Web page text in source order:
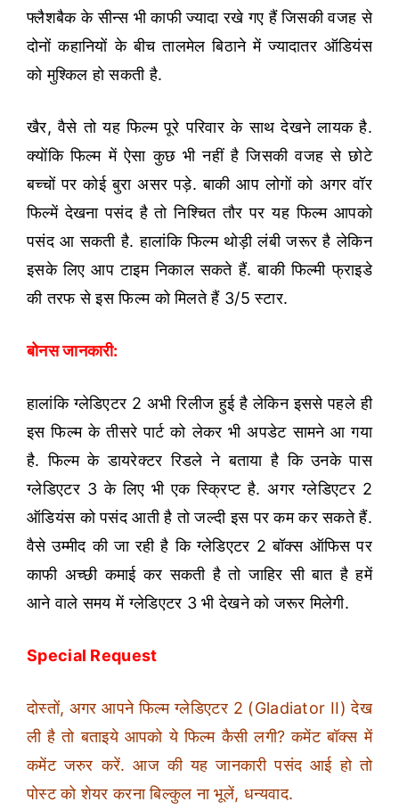
फ्लैशबैक के सीन्स भी काफी ज्यादा रखे गए हैं जिसकी वजह से
दोनों कहानियों के बीच तालमेल बिठाने में ज्यादातर ऑडियंस
को मुश्किल हो सकती है.
खैर, वैसे तो यह फिल्म पूरे परिवार के साथ देखने लायक है.
क्योंकि फिल्म में ऐसा कुछ भी नहीं है जिसकी वजह से छोटे
बच्चों पर कोई बुरा असर पड़े. बाकी आप लोगों को अगर वॉर
फिल्में देखना पसंद है तो निश्चित तौर पर यह फिल्म आपको
पसंद आ सकती है. हालांकि फिल्म थोड़ी लंबी जरूर है लेकिन
इसके लिए आप टाइम निकाल सकते हैं. बाकी फिल्मी फ्राइडे
की तरफ से इस फिल्म को मिलते हैं 3/5 स्टार.
बोनस जानकारी:
हालांकि ग्लेडिएटर 2 अभी रिलीज हुई है लेकिन इससे पहले ही
इस फिल्म के तीसरे पार्ट को लेकर भी अपडेट सामने आ गया
है. फिल्म के डायरेक्टर रिडले ने बताया है कि उनके पास
ग्लेडिएटर 3 के लिए भी एक स्क्रिप्ट है. अगर ग्लेडिएटर 2
ऑडियंस को पसंद आती है तो जल्दी इस पर कम कर सकते हैं.
वैसे उम्मीद की जा रही है कि ग्लेडिएटर 2 बॉक्स ऑफिस पर
काफी अच्छी कमाई कर सकती है तो जाहिर सी बात है हमें
आने वाले समय में ग्लेडिएटर 3 भी देखने को जरूर मिलेगी.
Special Request
दोस्तों, अगर आपने फिल्म ग्लेडिएटर 2 (Gladiator II) देख
ली है तो बताइये आपको ये फिल्म कैसी लगी? कमेंट बॉक्स में
कमेंट जरुर करें. आज की यह जानकारी पसंद आई हो तो
पोस्ट को शेयर करना बिल्कुल ना भूलें, धन्यवाद.